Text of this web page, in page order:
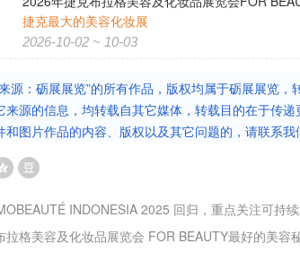
捷克最大的美容化妆展
2026-10-02 ~ 10-03
源：砺展展览”的所有作品，版权均属于砺展展览，
来源的信息，均转载自其它媒体，转载目的在于传
和图片作品的内容、版权以及其它问题的，请联系我
INDONESIA 2025 回归，重点关注可持